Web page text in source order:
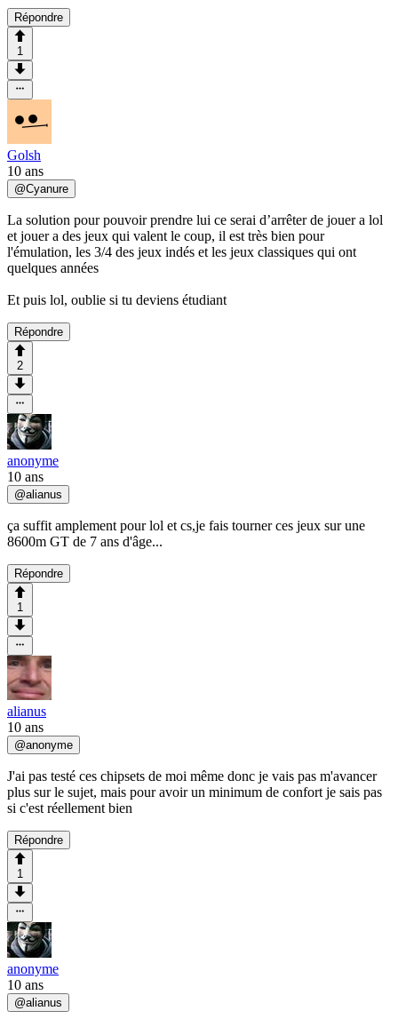
Répondre
1
Golsh
10 ans
@Cyanure
La solution pour pouvoir prendre lui ce serai d’arrêter de jouer a lol
et jouer a des jeux qui valent le coup, il est très bien pour
l'émulation, les 3/4 des jeux indés et les jeux classiques qui ont
quelques années
Et puis lol, oublie si tu deviens étudiant
Répondre
2
anonyme
10 ans
@alianus
ça suffit amplement pour lol et cs,je fais tourner ces jeux sur une
8600m GT de 7 ans d'âge...
Répondre
1
alianus
10 ans
@anonyme
J'ai pas testé ces chipsets de moi même donc je vais pas m'avancer
plus sur le sujet, mais pour avoir un minimum de confort je sais pas
si c'est réellement bien
Répondre
1
anonyme
10 ans
@alianus